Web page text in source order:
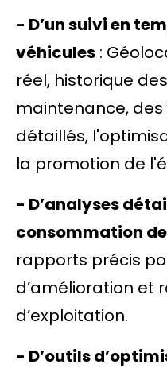
- D’un suivi en
véhicules :
réel, historique
maintenance,
détaillés,
la promotion de
- D’analyses
consommation
rapports précis
d’amélioration et
d’exploitation.
- D’outils